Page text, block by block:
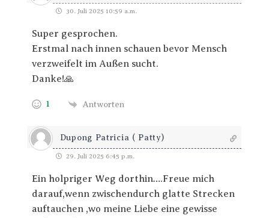
30. Juli 2025 10:59 a.m.
Super gesprochen.
Erstmal nach innen schauen bevor Mensch
verzweifelt im Außen sucht.
Danke!🙏
1 Antworten
Dupong Patricia ( Patty)
29. Juli 2025 6:45 p.m.
Ein holpriger Weg dorthin….Freue mich
darauf,wenn zwischendurch glatte Strecken
auftauchen ,wo meine Liebe eine gewisse